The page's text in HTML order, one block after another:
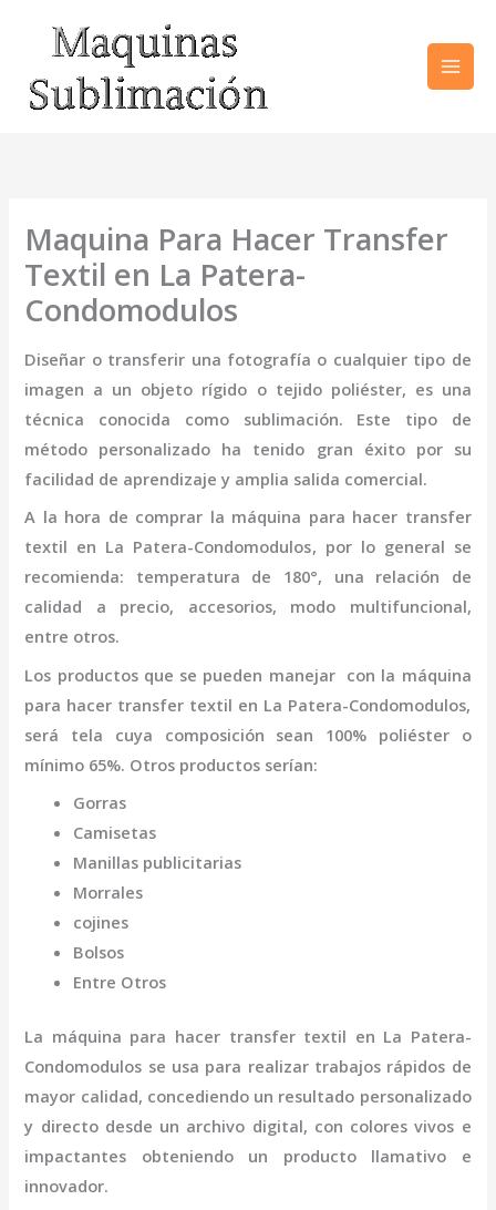
contenido
Maquina Para Hacer Transfer
Textil en La Patera-
Condomodulos
Diseñar o transferir una fotografía o cualquier tipo de
imagen a un objeto rígido o tejido poliéster, es una
técnica conocida como sublimación. Este tipo de
método personalizado ha tenido gran éxito por su
facilidad de aprendizaje y amplia salida comercial.
A la hora de comprar la máquina para hacer transfer
textil en La Patera-Condomodulos, por lo general se
recomienda: temperatura de 180°, una relación de
calidad a precio, accesorios, modo multifuncional,
entre otros.
Los productos que se pueden manejar con la máquina
para hacer transfer textil en La Patera-Condomodulos,
será tela cuya composición sean 100% poliéster o
mínimo 65%. Otros productos serían:
Gorras
Camisetas
Manillas publicitarias
Morrales
cojines
Bolsos
Entre Otros
La máquina para hacer transfer textil en La Patera-
Condomodulos se usa para realizar trabajos rápidos de
mayor calidad, concediendo un resultado personalizado
y directo desde un archivo digital, con colores vivos e
impactantes obteniendo un producto llamativo e
innovador.